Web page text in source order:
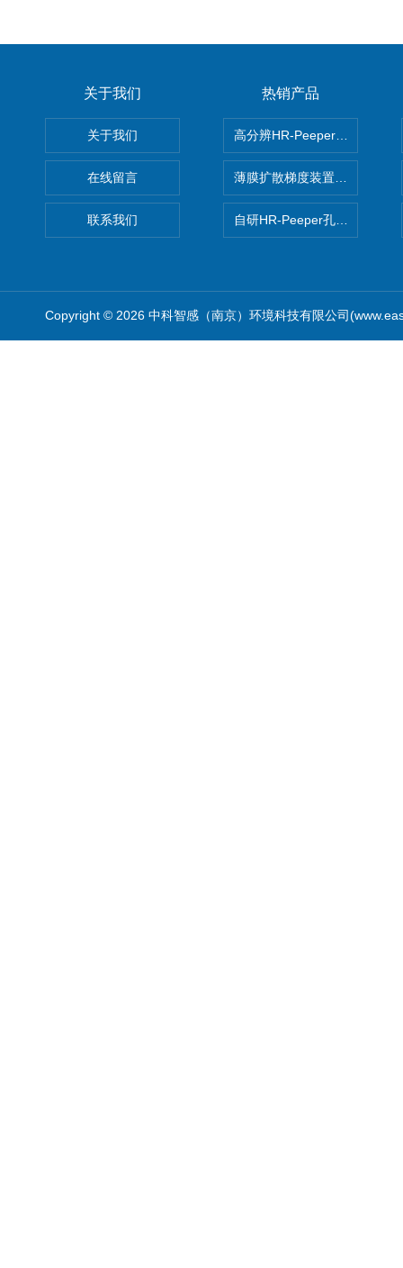
关于我们
关于我们
在线留言
联系我们
热销产品
高分辨HR-Peeper采样器孔隙
薄膜扩散梯度装置 Agl DGT
自研HR-Peeper孔隙水采样器
Copyright © 2026 中科智感（南京）环境科技有限公司